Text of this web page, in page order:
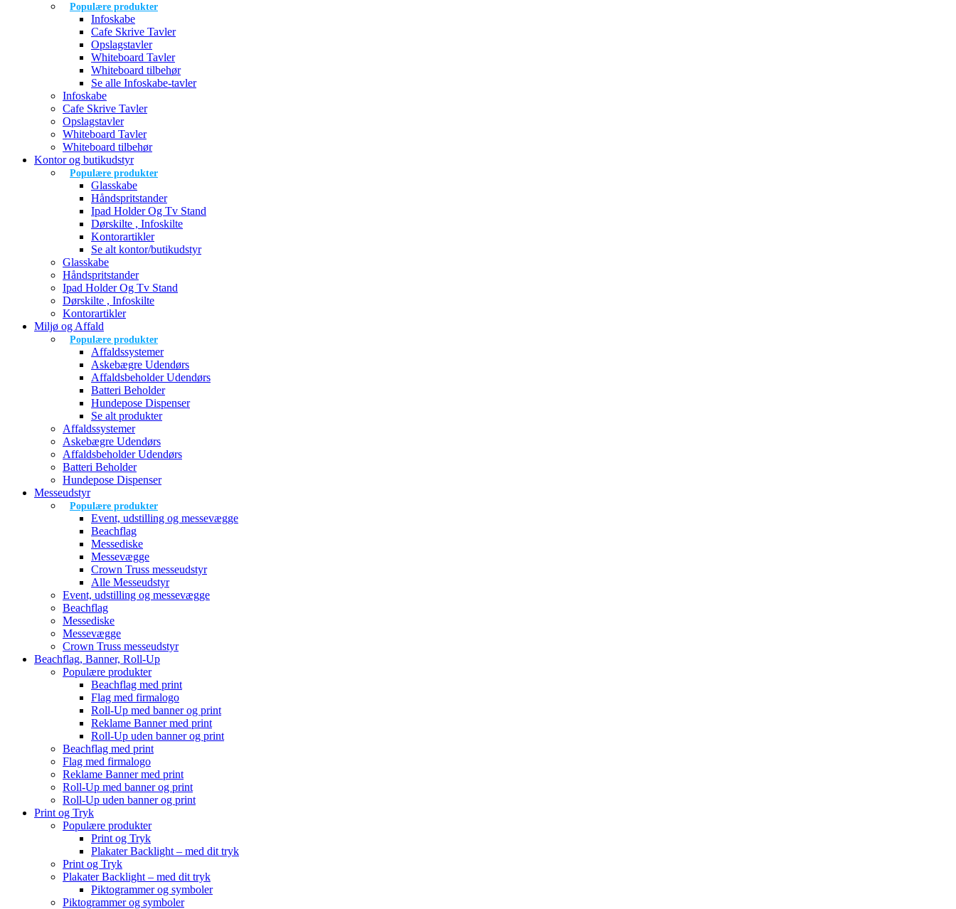
Populære produkter
Infoskabe
Cafe Skrive Tavler
Opslagstavler
Whiteboard Tavler
Whiteboard tilbehør
Se alle Infoskabe-tavler
Infoskabe
Cafe Skrive Tavler
Opslagstavler
Whiteboard Tavler
Whiteboard tilbehør
Kontor og butikudstyr
Populære produkter
Glasskabe
Håndspritstander
Ipad Holder Og Tv Stand
Dørskilte , Infoskilte
Kontorartikler
Se alt kontor/butikudstyr
Glasskabe
Håndspritstander
Ipad Holder Og Tv Stand
Dørskilte , Infoskilte
Kontorartikler
Miljø og Affald
Populære produkter
Affaldssystemer
Askebægre Udendørs
Affaldsbeholder Udendørs
Batteri Beholder
Hundepose Dispenser
Se alt produkter
Affaldssystemer
Askebægre Udendørs
Affaldsbeholder Udendørs
Batteri Beholder
Hundepose Dispenser
Messeudstyr
Populære produkter
Event, udstilling og messevægge
Beachflag
Messediske
Messevægge
Crown Truss messeudstyr
Alle Messeudstyr
Event, udstilling og messevægge
Beachflag
Messediske
Messevægge
Crown Truss messeudstyr
Beachflag, Banner, Roll-Up
Populære produkter
Beachflag med print
Flag med firmalogo
Roll-Up med banner og print
Reklame Banner med print
Roll-Up uden banner og print
Beachflag med print
Flag med firmalogo
Reklame Banner med print
Roll-Up med banner og print
Roll-Up uden banner og print
Print og Tryk
Populære produkter
Print og Tryk
Plakater Backlight – med dit tryk
Print og Tryk
Plakater Backlight – med dit tryk
Piktogrammer og symboler
Piktogrammer og symboler